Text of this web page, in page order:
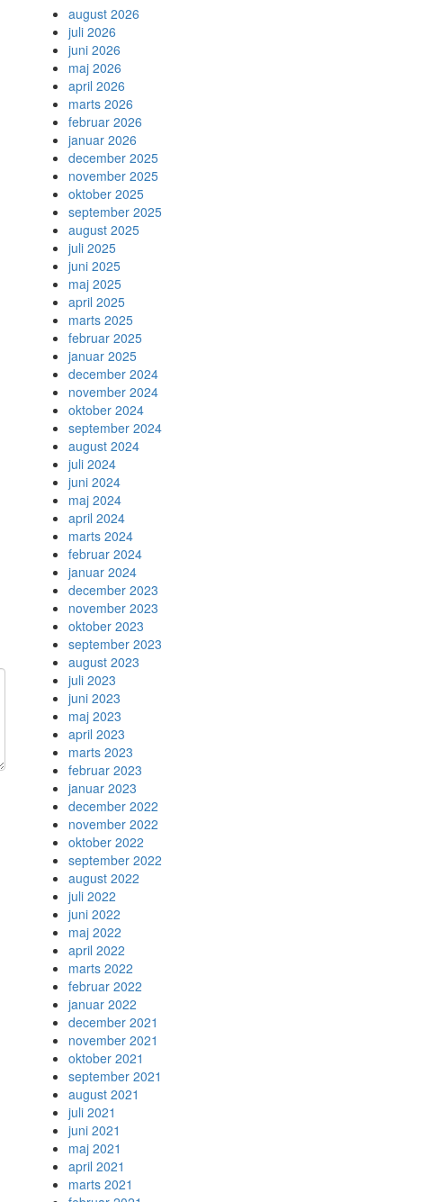
august 2026
juli 2026
juni 2026
maj 2026
april 2026
marts 2026
februar 2026
januar 2026
december 2025
november 2025
oktober 2025
september 2025
august 2025
juli 2025
juni 2025
maj 2025
april 2025
marts 2025
februar 2025
januar 2025
december 2024
november 2024
oktober 2024
september 2024
august 2024
juli 2024
juni 2024
maj 2024
april 2024
marts 2024
februar 2024
januar 2024
december 2023
november 2023
oktober 2023
september 2023
august 2023
juli 2023
juni 2023
maj 2023
april 2023
marts 2023
februar 2023
januar 2023
december 2022
november 2022
oktober 2022
september 2022
august 2022
juli 2022
juni 2022
maj 2022
april 2022
marts 2022
februar 2022
januar 2022
december 2021
november 2021
oktober 2021
september 2021
august 2021
juli 2021
juni 2021
maj 2021
april 2021
marts 2021